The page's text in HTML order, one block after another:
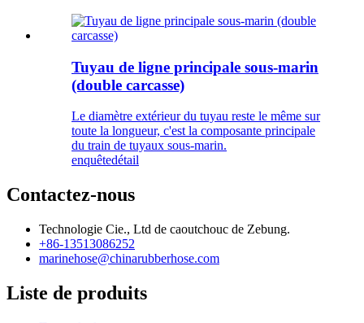
Tuyau de ligne principale sous-marin
(double carcasse)
Le diamètre extérieur du tuyau reste le même sur
toute la longueur, c'est la composante principale
du train de tuyaux sous-marin.
enquêtedétail
Contactez-nous
Technologie Cie., Ltd de caoutchouc de Zebung.
+86-13513086252
marinehose@chinarubberhose.com
Liste de produits